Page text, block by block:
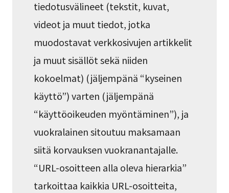
tiedotusvälineet (tekstit, kuvat,
videot ja muut tiedot, jotka
muodostavat verkkosivujen artikkelit
ja muut sisällöt sekä niiden
kokoelmat) (jäljempänä “kyseinen
käyttö”) varten (jäljempänä
“käyttöoikeuden myöntäminen”), ja
vuokralainen sitoutuu maksamaan
siitä korvauksen vuokranantajalle.
“URL-osoitteen alla oleva hierarkia”
tarkoittaa kaikkia URL-osoitteita,